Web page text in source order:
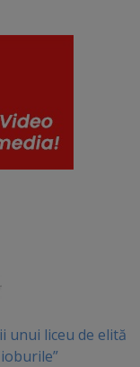
unui liceu de elită